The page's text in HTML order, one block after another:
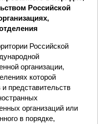
Российской
Российской
организации,
которой
представительств
организаций или
в порядке,